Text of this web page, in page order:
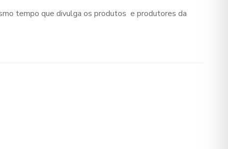
tempo que divulga os produtos e produtores da